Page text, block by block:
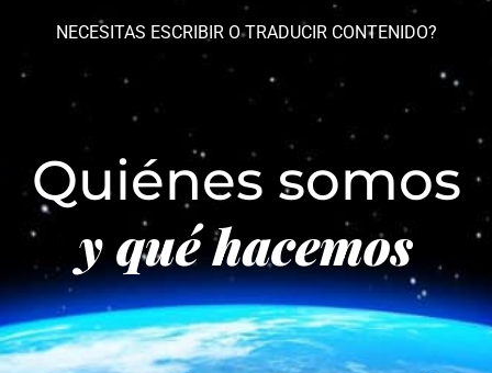
NECESITAS ESCRIBIR O TRADUCIR CONTENIDO?
Quiénes somos
y qué hacemos